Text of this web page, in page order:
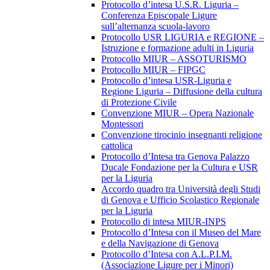
Protocollo d’intesa U.S.R. Liguria –
Conferenza Episcopale Ligure
sull’alternanza scuola-lavoro
Protocollo USR LIGURIA e REGIONE –
Istruzione e formazione adulti in Liguria
Protocollo MIUR – ASSOTURISMO
Protocollo MIUR – FIPGC
Protocollo d’intesa USR-Liguria e
Regione Liguria – Diffusione della cultura
di Protezione Civile
Convenzione MIUR – Opera Nazionale
Montessori
Convenzione tirocinio insegnanti religione
cattolica
Protocollo d’Intesa tra Genova Palazzo
Ducale Fondazione per la Cultura e USR
per la Liguria
Accordo quadro tra Università degli Studi
di Genova e Ufficio Scolastico Regionale
per la Liguria
Protocollo di intesa MIUR-INPS
Protocollo d’Intesa con il Museo del Mare
e della Navigazione di Genova
Protocollo d’Intesa con A.L.P.I.M.
(Associazione Ligure per i Minori)